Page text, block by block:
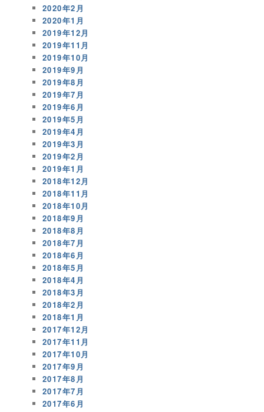
2020年2月
2020年1月
2019年12月
2019年11月
2019年10月
2019年9月
2019年8月
2019年7月
2019年6月
2019年5月
2019年4月
2019年3月
2019年2月
2019年1月
2018年12月
2018年11月
2018年10月
2018年9月
2018年8月
2018年7月
2018年6月
2018年5月
2018年4月
2018年3月
2018年2月
2018年1月
2017年12月
2017年11月
2017年10月
2017年9月
2017年8月
2017年7月
2017年6月